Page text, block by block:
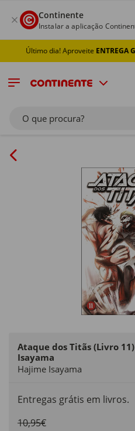
Continente
Instalar a aplicação
Último dia! AproveiteENTREGA
O que procura?
Ataque dos Titãs (Livro
Isayama
Hajime Isayama
Entregas grátis em livros.
10,95€